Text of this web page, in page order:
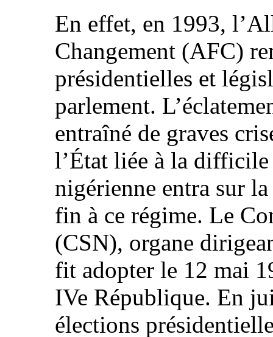
En effet, en 1993,
Changement (AFC)
présidentielles et
parlement.
entraîné de graves
l’État liée à la difficile
nigérienne entra sur
fin à ce régime. Le
(CSN), organe
fit adopter le 12 mai
IVe République. En
élections